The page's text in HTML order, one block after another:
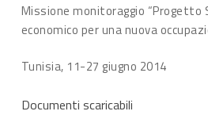
Missione monitoraggio “Progetto
economico per una nuova
Tunisia, 11-27 giugno 2014
Documenti scaricabili